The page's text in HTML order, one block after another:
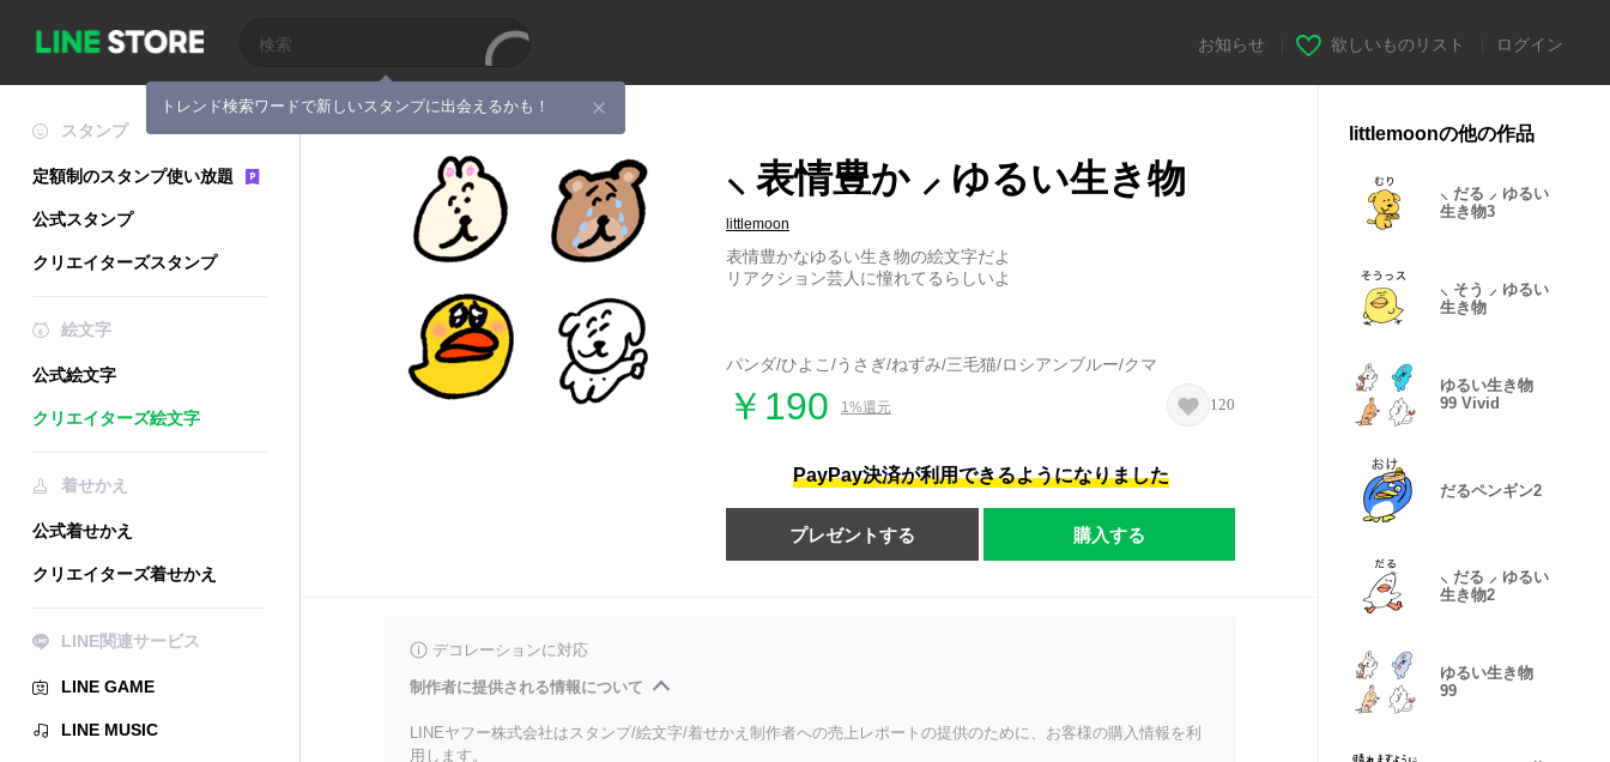
トレンド検索ワードで新しいスタンプに出会えるかも！
お知らせ 欲しいものリスト ログイン
スタンプ
定額制のスタンプ使い放題
公式スタンプ
クリエイターズスタンプ
絵文字
公式絵文字
クリエイターズ絵文字
着せかえ
公式着せかえ
クリエイターズ着せかえ
LINE関連サービス
LINE GAME
LINE MUSIC
⸜ 表情豊か ⸝ ゆるい生き物
littlemoon
表情豊かなゆるい生き物の絵文字だよ
リアクション芸人に憧れてるらしいよ
パンダ/ひよこ/うさぎ/ねずみ/三毛猫/ロシアンブルー/クマ
￥190 1%還元 120
PayPay決済が利用できるようになりました
プレゼントする 購入する
デコレーションに対応
制作者に提供される情報について
LINEヤフー株式会社はスタンプ/絵文字/着せかえ制作者への売上レポートの提供のために、お客様の購入情報を利
用します。
littlemoonの他の作品
⸜ だる ⸝ ゆるい
生き物3
⸜ そう ⸝ ゆるい
生き物
ゆるい生き物
99 Vivid
だるペンギン2
⸜ だる ⸝ ゆるい
生き物2
ゆるい生き物
99